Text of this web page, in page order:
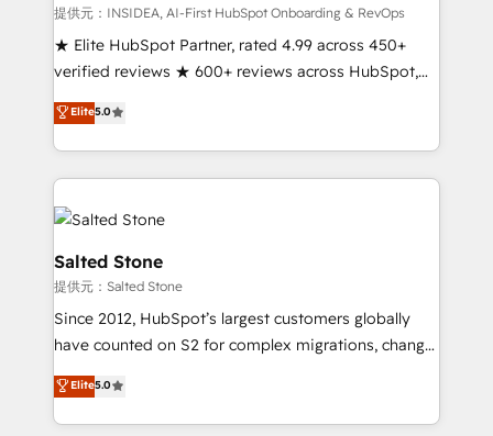
measurable impact.
提供元：INSIDEA, AI-First HubSpot Onboarding & RevOps
★ Elite HubSpot Partner, rated 4.99 across 450+
verified reviews ★ 600+ reviews across HubSpot,
G2 & Clutch ★ 150+ in-house HubSpot-certified
experts ★ 1,500+ implementations across 25+
countries ★ AI-first, RevOps-led, onboarding-
obsessed INSIDEA helps growing companies turn
HubSpot into a revenue engine. We onboard your
team, migrate your data, and build AI-powered
workflows that drive adoption from week one, in
your time zone. What we do: ➤ Onboarding: Live in
weeks, with workflows built around your business,
not a template. ➤ Migration: Move from any legacy
CRM. Zero downtime, full data integrity. ➤
Implementation: Configure HubSpot to run your
revenue process. Sales, marketing, and service wired
Elite5.0
Salted Stone
提供元：Salted Stone
Since 2012, HubSpot’s largest customers globally
have counted on S2 for complex migrations, change
management, systems integration, and creative
solutions that deliver measurable impact and
transform brand experiences As one of the few full-
Elite5.0